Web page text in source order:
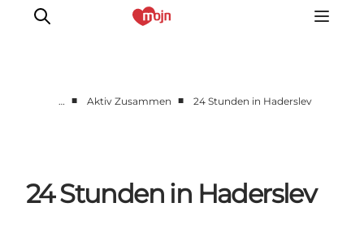
Natur
Übernachtung
… ■ Aktiv Zusammen ■ 24 Stunden in Haderslev
24 Stunden in Haderslev